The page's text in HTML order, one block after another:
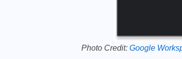
Photo Credit: Google